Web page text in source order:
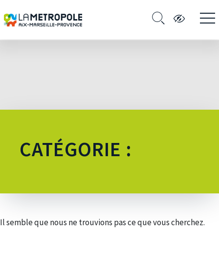
CATÉGORIE :
Il semble que nous ne trouvions pas ce que vous cherchez.